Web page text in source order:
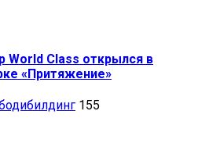
World Class открылся в
«Притяжение»
155